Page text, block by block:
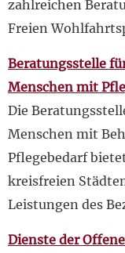
zahlreichen
Freien
Beratungsstelle
Menschen mit
Die
Menschen mit
Pflegebedarf
kreisfreien
Leistungen des
Dienste der